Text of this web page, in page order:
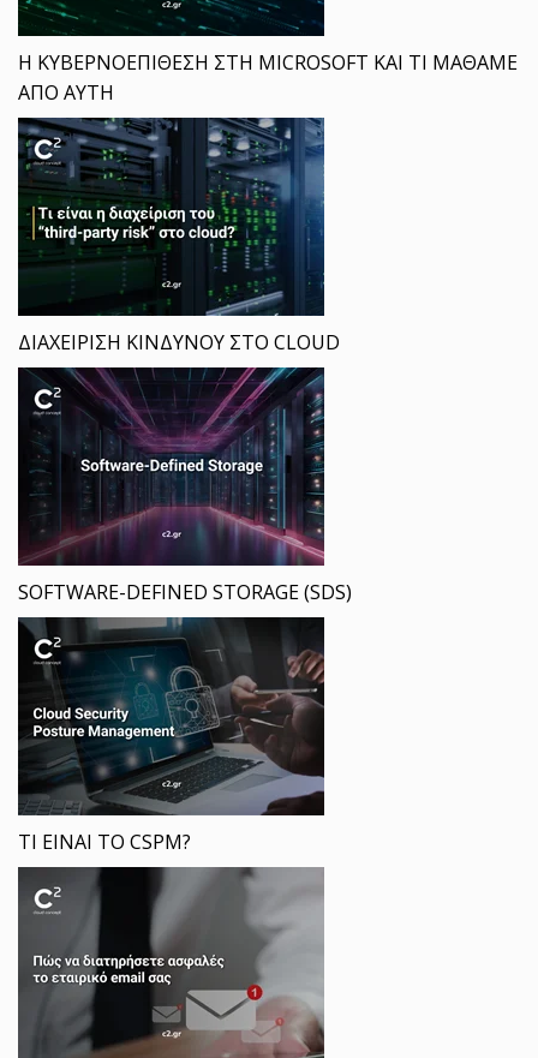
Η ΚΥΒΕΡΝΟΕΠΙΘΕΣΗ ΣΤΗ MICROSOFT ΚΑΙ ΤΙ ΜΑΘΑΜΕ
ΑΠΟ ΑΥΤΗ
ΔΙΑΧΕΙΡΙΣΗ ΚΙΝΔΥΝΟΥ ΣΤΟ CLOUD
SOFTWARE-DEFINED STORAGE (SDS)
ΤΙ ΕΙΝΑΙ ΤΟ CSPM?